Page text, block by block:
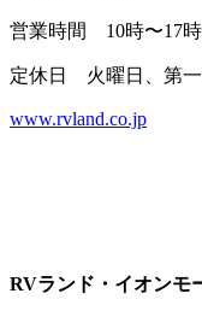
営業時間 10時〜17時
定休日 火曜日、第一
www.rvland.co.jp
RVランド・イオンモ